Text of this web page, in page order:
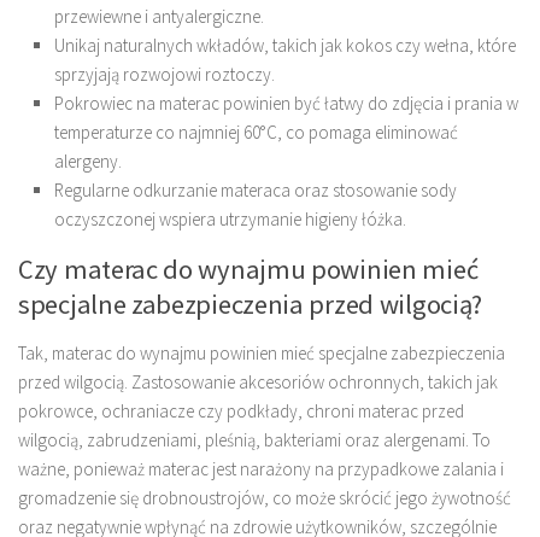
przewiewne i antyalergiczne.
Unikaj naturalnych wkładów, takich jak kokos czy wełna, które
sprzyjają rozwojowi roztoczy.
Pokrowiec na materac powinien być łatwy do zdjęcia i prania w
temperaturze co najmniej 60°C, co pomaga eliminować
alergeny.
Regularne odkurzanie materaca oraz stosowanie sody
oczyszczonej wspiera utrzymanie higieny łóżka.
Czy materac do wynajmu powinien mieć
specjalne zabezpieczenia przed wilgocią?
Tak, materac do wynajmu powinien mieć specjalne zabezpieczenia
przed wilgocią. Zastosowanie akcesoriów ochronnych, takich jak
pokrowce, ochraniacze czy podkłady, chroni materac przed
wilgocią, zabrudzeniami, pleśnią, bakteriami oraz alergenami. To
ważne, ponieważ materac jest narażony na przypadkowe zalania i
gromadzenie się drobnoustrojów, co może skrócić jego żywotność
oraz negatywnie wpłynąć na zdrowie użytkowników, szczególnie